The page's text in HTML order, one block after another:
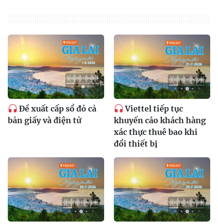
Đề xuất cấp sổ đỏ cả
bản giấy và điện tử
Viettel tiếp tục
khuyến cáo khách hàng
xác thực thuê bao khi
đổi thiết bị